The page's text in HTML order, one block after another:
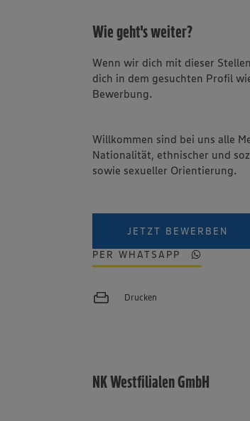
Wie geht's weiter?
Wenn wir dich mit dieser
dich in dem gesuchten Profil
Bewerbung.
Willkommen sind bei uns alle
Nationalität, ethnischer und
sowie sexueller Orientierung.
JETZT BEWERBEN
PER WHATSAPP
Drucken
NK Westfilialen GmbH